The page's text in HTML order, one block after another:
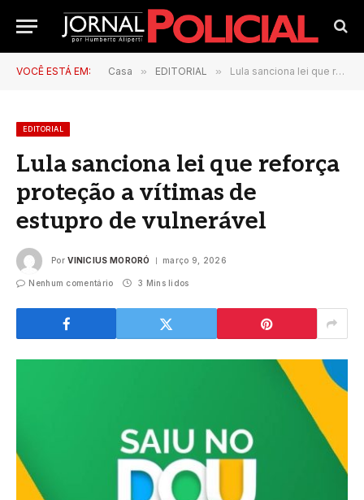
VOCÊ ESTÁ EM: Casa » EDITORIAL » Lula sanciona lei que reforça proteção a vítimas de estupro de vulnerável
EDITORIAL
Lula sanciona lei que reforça
proteção a vítimas de
estupro de vulnerável
Por VINICIUS MORORÓ março 9, 2026
Nenhum comentário 3 Mins lidos